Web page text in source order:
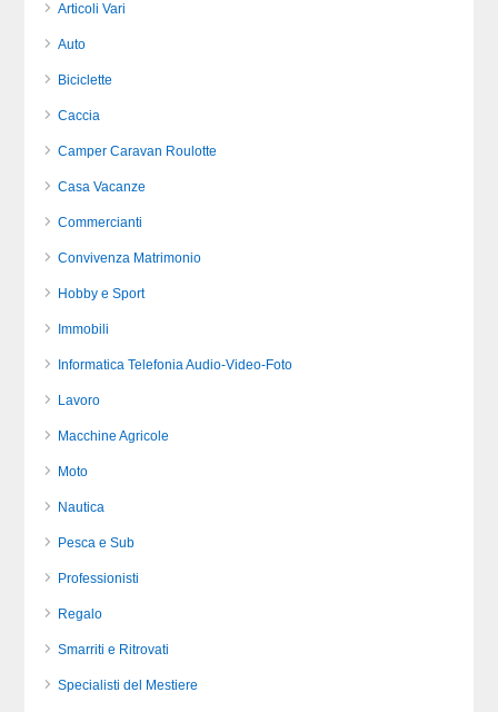
Articoli Vari
Auto
Biciclette
Caccia
Camper Caravan Roulotte
Casa Vacanze
Commercianti
Convivenza Matrimonio
Hobby e Sport
Immobili
Informatica Telefonia Audio-Video-Foto
Lavoro
Macchine Agricole
Moto
Nautica
Pesca e Sub
Professionisti
Regalo
Smarriti e Ritrovati
Specialisti del Mestiere